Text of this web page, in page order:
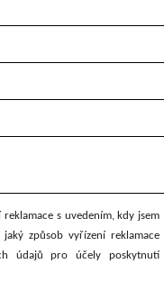
s uvedením, kdy jsem
způsob vyřízení reklamace
údajů pro účely poskytnutí